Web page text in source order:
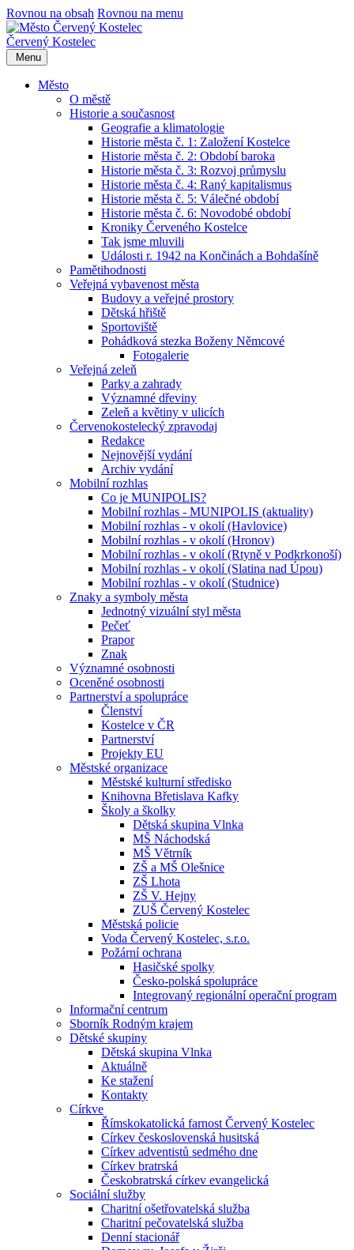
Rovnou na obsah Rovnou na menu
Červený Kostelec
Menu
Město
O městě
Historie a současnost
Geografie a klimatologie
Historie města č. 1: Založení Kostelce
Historie města č. 2: Období baroka
Historie města č. 3: Rozvoj průmyslu
Historie města č. 4: Raný kapitalismus
Historie města č. 5: Válečné období
Historie města č. 6: Novodobé období
Kroniky Červeného Kostelce
Tak jsme mluvili
Události r. 1942 na Končinách a Bohdašíně
Pamětihodnosti
Veřejná vybavenost města
Budovy a veřejné prostory
Dětská hřiště
Sportoviště
Pohádková stezka Boženy Němcové
Fotogalerie
Veřejná zeleň
Parky a zahrady
Významné dřeviny
Zeleň a květiny v ulicích
Červenokostelecký zpravodaj
Redakce
Nejnovější vydání
Archiv vydání
Mobilní rozhlas
Co je MUNIPOLIS?
Mobilní rozhlas - MUNIPOLIS (aktuality)
Mobilní rozhlas - v okolí (Havlovice)
Mobilní rozhlas - v okolí (Hronov)
Mobilní rozhlas - v okolí (Rtyně v Podkrkonoší)
Mobilní rozhlas - v okolí (Slatina nad Úpou)
Mobilní rozhlas - v okolí (Studnice)
Znaky a symboly města
Jednotný vizuální styl města
Pečeť
Prapor
Znak
Významné osobnosti
Oceněné osobnosti
Partnerství a spolupráce
Členství
Kostelce v ČR
Partnerství
Projekty EU
Městské organizace
Městské kulturní středisko
Knihovna Břetislava Kafky
Školy a školky
Dětská skupina Vlnka
MŠ Náchodská
MŠ Větrník
ZŠ a MŠ Olešnice
ZŠ Lhota
ZŠ V. Hejny
ZUŠ Červený Kostelec
Městská policie
Voda Červený Kostelec, s.r.o.
Požární ochrana
Hasičské spolky
Česko-polská spolupráce
Integrovaný regionální operační program
Informační centrum
Sborník Rodným krajem
Dětské skupiny
Dětská skupina Vlnka
Aktuálně
Ke stažení
Kontakty
Církve
Římskokatolická farnost Červený Kostelec
Církev československá husitská
Církev adventistů sedmého dne
Církev bratrská
Českobratrská církev evangelická
Sociální služby
Charitní ošetřovatelská služba
Charitní pečovatelská služba
Denní stacionář